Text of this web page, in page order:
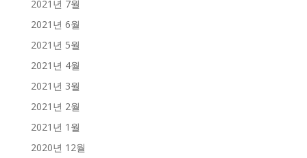
2021년 7월
2021년 6월
2021년 5월
2021년 4월
2021년 3월
2021년 2월
2021년 1월
2020년 12월